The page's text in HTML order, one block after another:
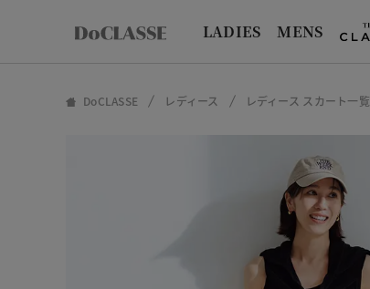
LADIES MENS
DoCLASSE レディース レディース スカート一覧